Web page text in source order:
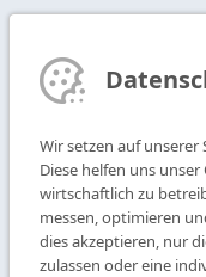
Newsletter
+49 9104 825-0
+49 9104 825-250
info@vogl-
Wir setzen auf unserer
Diese helfen uns
wirtschaftlich zu
messen, optimieren
dies akzeptieren, nur
zulassen oder eine